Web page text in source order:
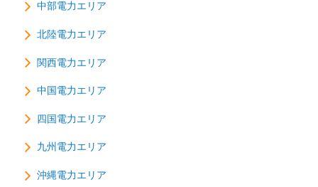
中部電力エリア
北陸電力エリア
関西電力エリア
中国電力エリア
四国電力エリア
九州電力エリア
沖縄電力エリア